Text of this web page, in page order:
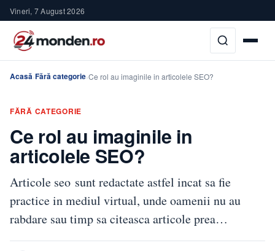
Vineri, 7 August 2026
Acasă›Fără categorie›Ce rol au imaginile in articolele SEO?
FĂRĂ CATEGORIE
Ce rol au imaginile in
articolele SEO?
Articole seo sunt redactate astfel incat sa fie
practice in mediul virtual, unde oamenii nu au
rabdare sau timp sa citeasca articole prea…